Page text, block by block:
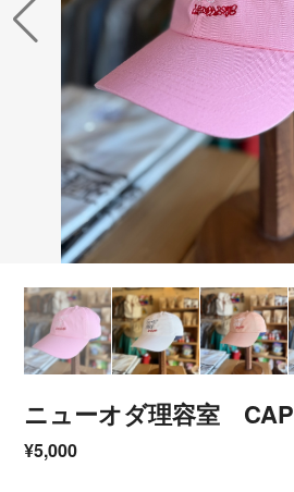
ニューオダ理容室 CAP
¥5,000